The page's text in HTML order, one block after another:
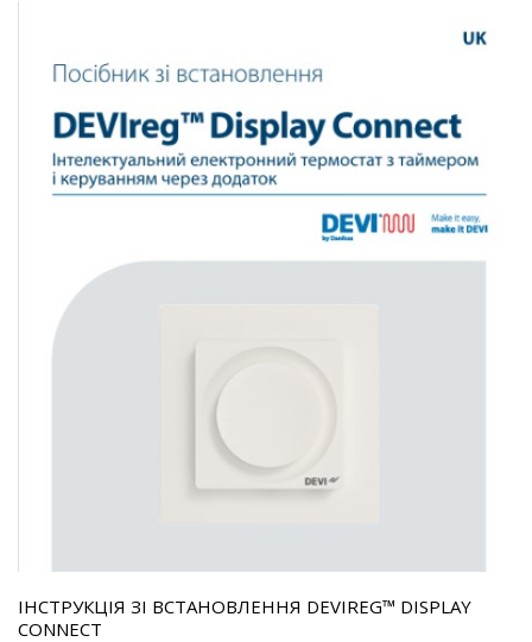
ІНСТРУКЦІЯ ЗІ ВСТАНОВЛЕННЯ DEVIREG™ DISPLAY
CONNECT